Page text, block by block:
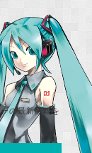
の最新情報を